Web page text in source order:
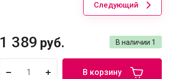
Следующий
В наличии 1
1 389 руб.
В корзину